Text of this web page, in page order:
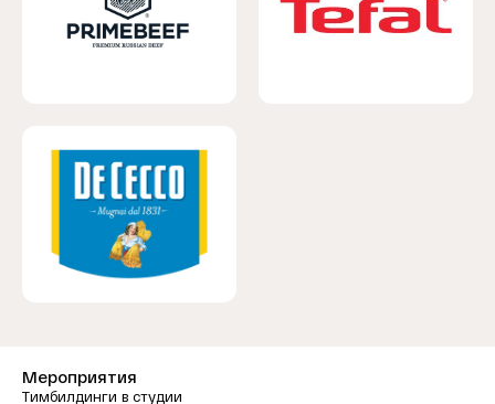
Мероприятия
Тимбилдинги в студии